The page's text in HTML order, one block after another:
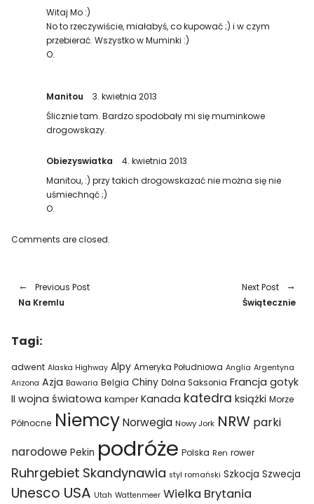
Witaj Mo :)
No to rzeczywiście, miałabyś, co kupować ;) i w czym
przebierać. Wszystko w Muminki :)
O.
Manitou
3. kwietnia 2013
Ślicznie tam. Bardzo spodobały mi się muminkowe
drogowskazy.
Obiezyswiatka
4. kwietnia 2013
Manitou, :) przy takich drogowskazać nie można się nie
uśmiechnąć ;)
O.
Comments are closed.
Previous Post
Na Kremlu
Next Post
Świątecznie
Tagi:
adwent Alaska Highway Alpy Ameryka Południowa Anglia Argentyna
Arizona Azja Bawaria Belgia Chiny Dolna Saksonia Francja gotyk
II wojna światowa kamper Kanada katedra książki Morze
Północne Niemcy Norwegia Nowy Jork NRW parki
narodowe Pekin podróże Polska Ren rower
Ruhrgebiet Skandynawia styl romański Szkocja Szwecja
Unesco USA Utah Wattenmeer Wielka Brytania